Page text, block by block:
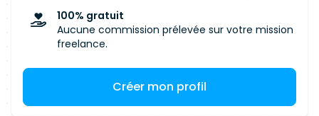
100% gratuit
Aucune commission prélevée sur votre mission
freelance.
Créer mon profil